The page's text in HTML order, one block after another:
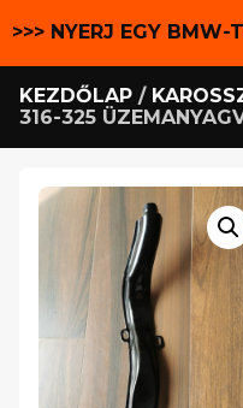
>>> NYERJ EGY BMW-
KEZDŐLAP /
316-325